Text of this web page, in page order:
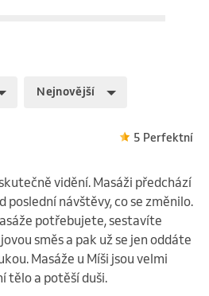
Nejnovější
5 Perfektní
vidění. Masáži předchází
poslední návštěvy, co se změnilo.
potřebujete, sestavíte
směs a pak už se jen oddáte
Masáže u Míši jsou velmi
tělo a potěší duši.